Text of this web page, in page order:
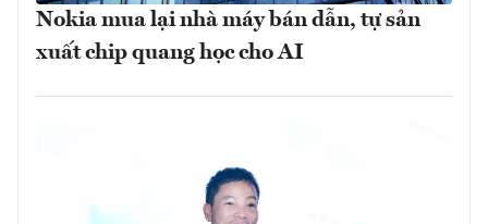
Nokia mua lại nhà máy bán dẫn, tự sản
xuất chip quang học cho AI